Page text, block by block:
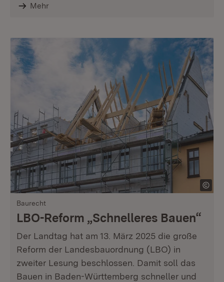
Mehr
Baurecht
LBO-Reform „Schnelleres Bauen“
Der Landtag hat am 13. März 2025 die große
Reform der Landesbauordnung (LBO) in
zweiter Lesung beschlossen. Damit soll das
Bauen in Baden-Württemberg schneller und